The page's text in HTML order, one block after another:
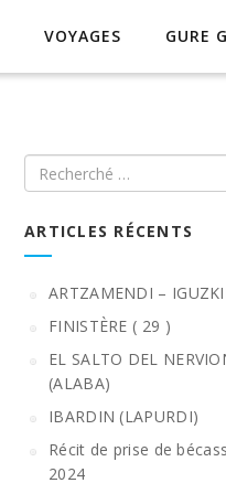
VOYAGES GURE
Recherche
ARTICLES RÉCENTS
ARTZAMENDI –
FINISTÈRE ( 29 )
EL SALTO DEL
(ALABA)
IBARDIN (LAPURDI)
Récit de prise de
2024